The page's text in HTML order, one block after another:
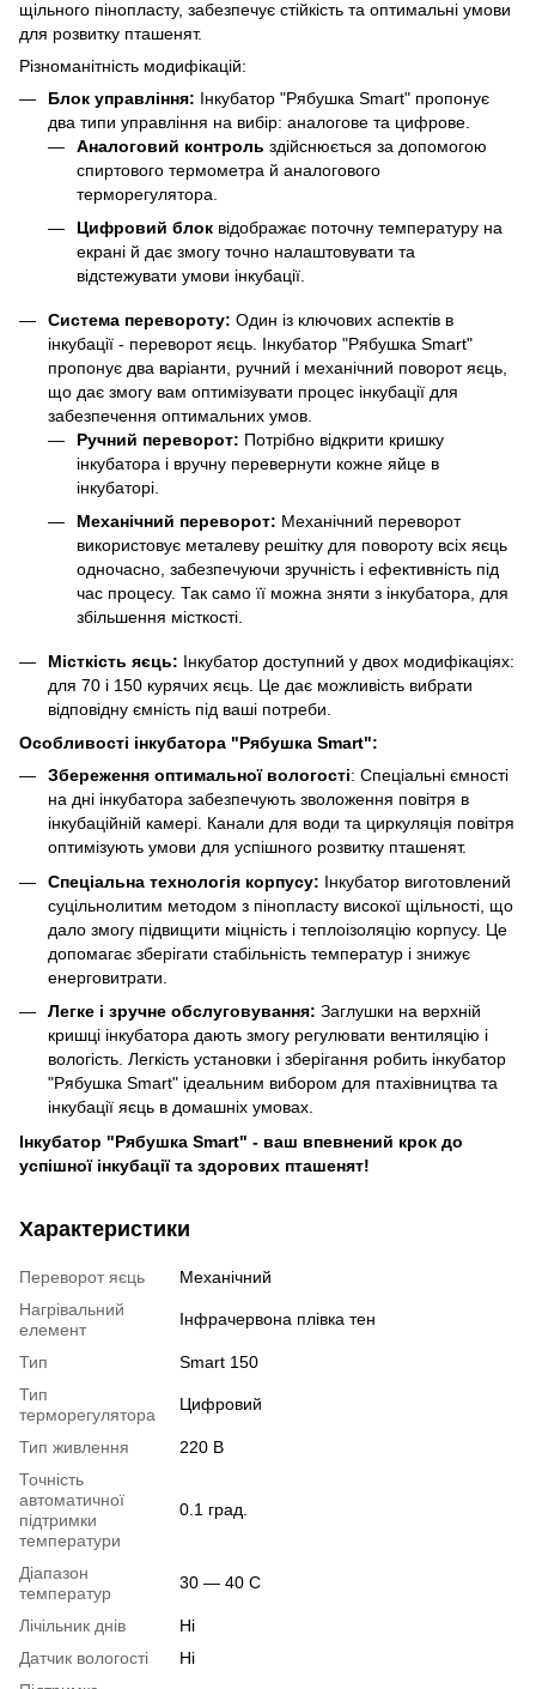
щільного пінопласту, забезпечує стійкість та оптимальні умови
для розвитку пташенят.
Різноманітність модифікацій:
Блок управління: Інкубатор "Рябушка Smart" пропонує
два типи управління на вибір: аналогове та цифрове.
Аналоговий контроль здійснюється за допомогою
спиртового термометра й аналогового
терморегулятора.
Цифровий блок відображає поточну температуру на
екрані й дає змогу точно налаштовувати та
відстежувати умови інкубації.
Система перевороту: Один із ключових аспектів в
інкубації - переворот яєць. Інкубатор "Рябушка Smart"
пропонує два варіанти, ручний і механічний поворот яєць,
що дає змогу вам оптимізувати процес інкубації для
забезпечення оптимальних умов.
Ручний переворот: Потрібно відкрити кришку
інкубатора і вручну перевернути кожне яйце в
інкубаторі.
Механічний переворот: Механічний переворот
використовує металеву решітку для повороту всіх яєць
одночасно, забезпечуючи зручність і ефективність під
час процесу. Так само її можна зняти з інкубатора, для
збільшення місткості.
Місткість яєць: Інкубатор доступний у двох модифікаціях:
для 70 і 150 курячих яєць. Це дає можливість вибрати
відповідну ємність під ваші потреби.
Особливості інкубатора "Рябушка Smart":
Збереження оптимальної вологості: Спеціальні ємності
на дні інкубатора забезпечують зволоження повітря в
інкубаційній камері. Канали для води та циркуляція повітря
оптимізують умови для успішного розвитку пташенят.
Спеціальна технологія корпусу: Інкубатор виготовлений
суцільнолитим методом з пінопласту високої щільності, що
дало змогу підвищити міцність і теплоізоляцію корпусу. Це
допомагає зберігати стабільність температур і знижує
енерговитрати.
Легке і зручне обслуговування: Заглушки на верхній
кришці інкубатора дають змогу регулювати вентиляцію і
вологість. Легкість установки і зберігання робить інкубатор
"Рябушка Smart" ідеальним вибором для птахівництва та
інкубації яєць в домашніх умовах.
Інкубатор "Рябушка Smart" - ваш впевнений крок до
успішної інкубації та здорових пташенят!
Характеристики
Переворот яєць
Механічний
Нагрівальний
елемент
Інфрачервона плівка тен
Тип
Smart 150
Тип
терморегулятора
Цифровий
Тип живлення
220 В
Точність
автоматичної
підтримки
температури
0.1 град.
Діапазон
температур
30 — 40 С
Лічільник днів
Ні
Датчик вологості
Ні